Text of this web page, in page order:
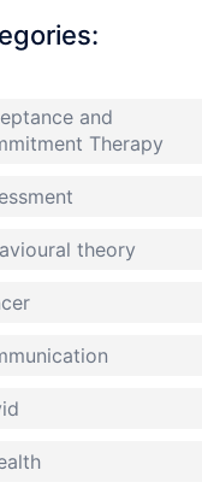
and
Therapy
theory